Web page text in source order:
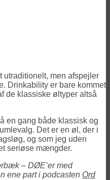
utraditionelt, men afspejler
Drinkability er bare kommet
de klassiske øltyper altså
en gang både klassisk og
Det er en øl, der i
og som jeg uden
seriøse mængder.
– DØE’er med
ene part i podcasten Ord